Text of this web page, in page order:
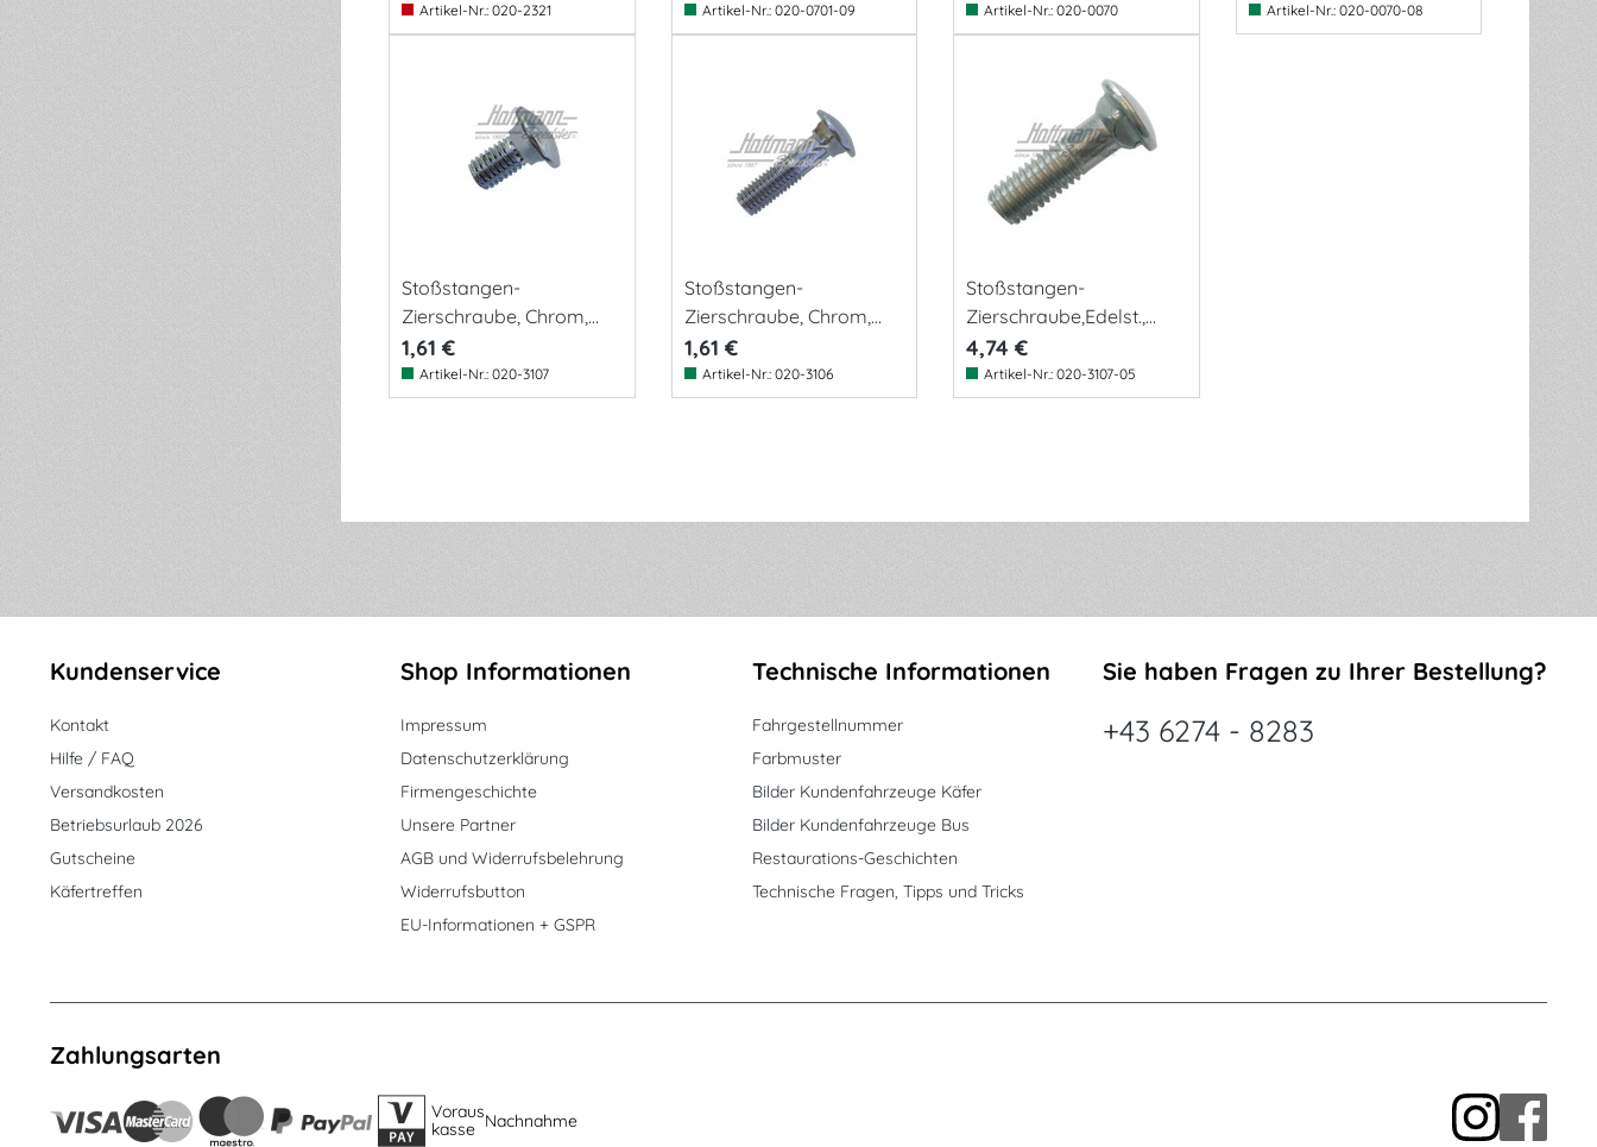
Artikel-Nr.: 020-2321 Artikel-Nr.: 020-0701-09 Artikel-Nr.: 020-0070 Artikel-Nr.: 020-0070-08
Stoßstangen-
Zierschraube, Chrom,
8x15mm
1,61 €
Artikel-Nr.: 020-3107
Stoßstangen-
Zierschraube, Chrom,
8x30mm
1,61 €
Artikel-Nr.: 020-3106
Stoßstangen-
Zierschraube,Edelst.,
8x25mm
4,74 €
Artikel-Nr.: 020-3107-05
Kundenservice
Kontakt
Hilfe / FAQ
Versandkosten
Betriebsurlaub 2026
Gutscheine
Käfertreffen
Shop Informationen
Impressum
Datenschutzerklärung
Firmengeschichte
Unsere Partner
AGB und Widerrufsbelehrung
Widerrufsbutton
EU-Informationen + GSPR
Technische Informationen
Fahrgestellnummer
Farbmuster
Bilder Kundenfahrzeuge Käfer
Bilder Kundenfahrzeuge Bus
Restaurations-Geschichten
Technische Fragen, Tipps und Tricks
Sie haben Fragen zu Ihrer Bestellung?
+43 6274 - 8283
Zahlungsarten
Voraus
kasse Nachnahme